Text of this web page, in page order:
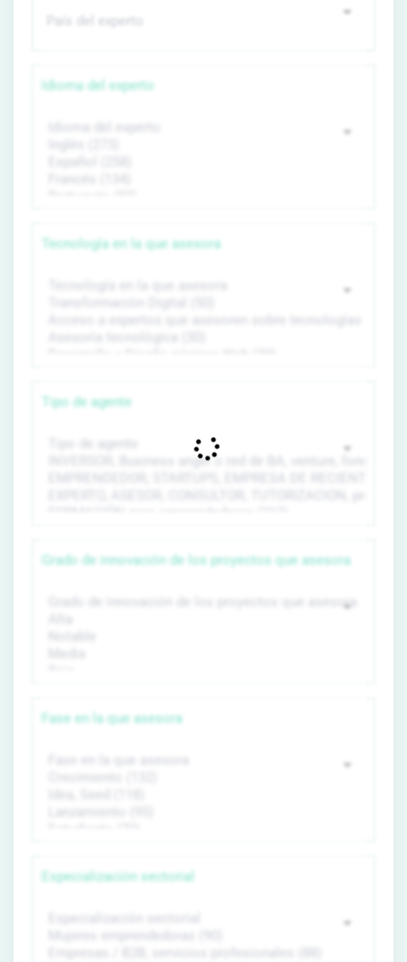
Idioma del experto
Tecnología en la que asesora
Tipo de agente
Grado de innovación de los proyectos que asesora
Fase en la que asesora
Especialización sectorial